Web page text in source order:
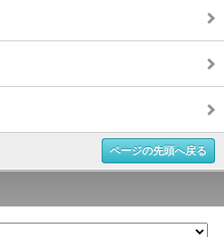
ページの先頭へ戻る